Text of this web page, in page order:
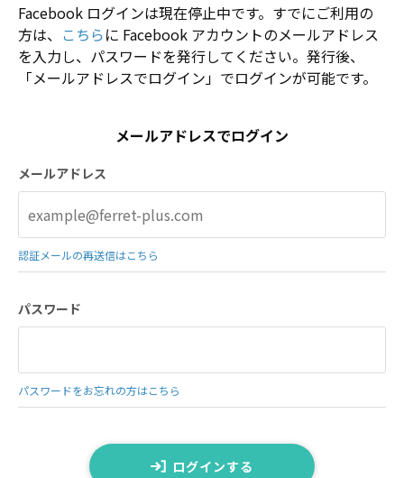
Facebook ログインは現在停止中です。すでにご利用の
方は、 こちらに Facebook アカウントのメールアドレス
を入力し、パスワードを発行してください。発行後、
「メールアドレスでログイン」でログインが可能です。
メールアドレスでログイン
メールアドレス
認証メールの再送信はこちら
パスワード
パスワードをお忘れの方はこちら
ログインする